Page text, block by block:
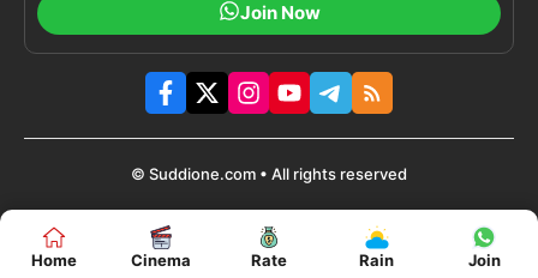
Join Now
© Suddione.com • All rights reserved
Home Cinema Rate Rain Join